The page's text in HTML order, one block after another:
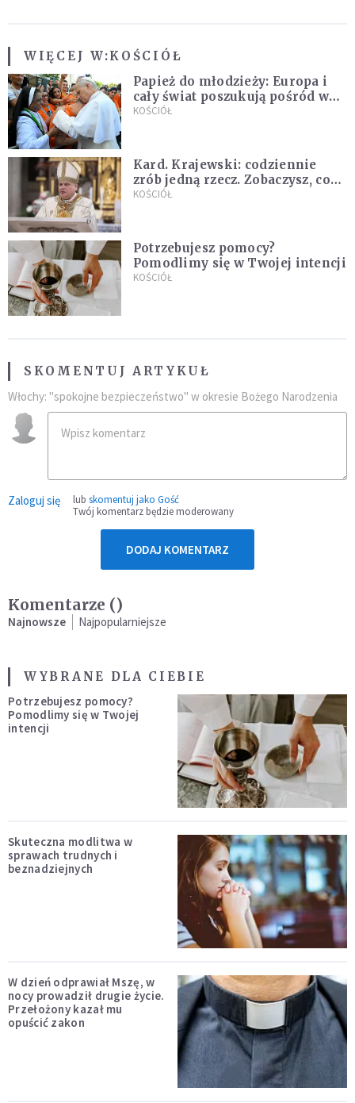
WIĘCEJ W:KOŚCIÓŁ
Papież do młodzieży: Europa i
cały świat poszukują pośród was
nowych świętych
KOŚCIÓŁ
Kard. Krajewski: codziennie
zrób jedną rzecz. Zobaczysz, co
stanie się z twoim życiem
KOŚCIÓŁ
Potrzebujesz pomocy?
Pomodlimy się w Twojej intencji
KOŚCIÓŁ
SKOMENTUJ ARTYKUŁ
Włochy: "spokojne bezpieczeństwo" w okresie Bożego Narodzenia
Zaloguj się lub skomentuj jako Gość
Twój komentarz będzie moderowany
DODAJ KOMENTARZ
Komentarze ()
Najnowsze Najpopularniejsze
WYBRANE DLA CIEBIE
Potrzebujesz pomocy?
Pomodlimy się w Twojej
intencji
Skuteczna modlitwa w
sprawach trudnych i
beznadziejnych
W dzień odprawiał Mszę, w
nocy prowadził drugie życie.
Przełożony kazał mu
opuścić zakon